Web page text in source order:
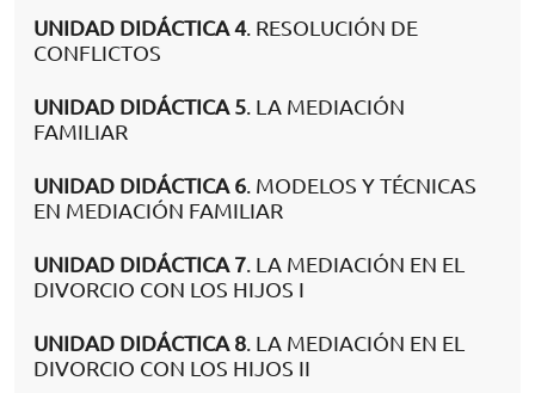
UNIDAD DIDÁCTICA 4. RESOLUCIÓN DE
CONFLICTOS
UNIDAD DIDÁCTICA 5. LA MEDIACIÓN
FAMILIAR
UNIDAD DIDÁCTICA 6. MODELOS Y TÉCNICAS
EN MEDIACIÓN FAMILIAR
UNIDAD DIDÁCTICA 7. LA MEDIACIÓN EN EL
DIVORCIO CON LOS HIJOS I
UNIDAD DIDÁCTICA 8. LA MEDIACIÓN EN EL
DIVORCIO CON LOS HIJOS II